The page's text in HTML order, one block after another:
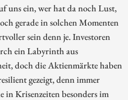
uns ein, wer hat da noch Lust,
gerade in solchen Momenten
sein denn je. Investoren
ein Labyrinth aus
doch die Aktienmärkte haben
gezeigt, denn immer
in Krisenzeiten besonders im